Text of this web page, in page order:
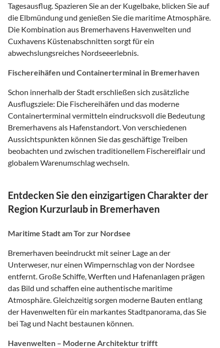
Tagesausflug. Spazieren Sie an der Kugelbake, blicken Sie auf
die Elbmündung und genießen Sie die maritime Atmosphäre.
Die Kombination aus Bremerhavens Havenwelten und
Cuxhavens Küstenabschnitten sorgt für ein
abwechslungsreiches Nordseeerlebnis.
Fischereihäfen und Containerterminal in Bremerhaven
Schon innerhalb der Stadt erschließen sich zusätzliche
Ausflugsziele: Die Fischereihäfen und das moderne
Containerterminal vermitteln eindrucksvoll die Bedeutung
Bremerhavens als Hafenstandort. Von verschiedenen
Aussichtspunkten können Sie das geschäftige Treiben
beobachten und zwischen traditionellem Fischereiflair und
globalem Warenumschlag wechseln.
Entdecken Sie den einzigartigen Charakter der
Region Kurzurlaub in Bremerhaven
Maritime Stadt am Tor zur Nordsee
Bremerhaven beeindruckt mit seiner Lage an der
Unterweser, nur einen Wimpernschlag von der Nordsee
entfernt. Große Schiffe, Werften und Hafenanlagen prägen
das Bild und schaffen eine authentische maritime
Atmosphäre. Gleichzeitig sorgen moderne Bauten entlang
der Havenwelten für ein markantes Stadtpanorama, das Sie
bei Tag und Nacht bestaunen können.
Havenwelten – Moderne Architektur trifft